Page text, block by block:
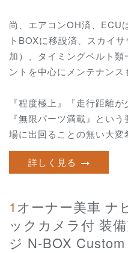
尚、エアコンOH済、ECU
トBOXに移設済、スカイ
加）、タイミングベルト類
ントを中心にメンテナンス
『程度極上』『走行距離
『無限パーツ満載』とい
場に出回ることの無い大変
詳しく見る
1オーナー美車 ナビ、地デジ、ETC、バ
ックカメラ付 装
ジ N-BOX